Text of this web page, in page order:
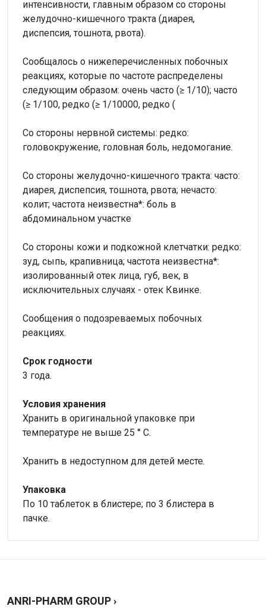
интенсивности, главным образом со стороны
желудочно-кишечного тракта (диарея,
диспепсия, тошнота, рвота).
Сообщалось о нижеперечисленных побочных
реакциях, которые по частоте распределены
следующим образом: очень часто (≥ 1/10); часто
(≥ 1/100, редко (≥ 1/10000, редко (
Со стороны нервной системы: редко:
головокружение, головная боль, недомогание.
Со стороны желудочно-кишечного тракта: часто:
диарея, диспепсия, тошнота, рвота; нечасто:
колит; частота неизвестна*: боль в
абдоминальном участке
Со стороны кожи и подкожной клетчатки: редко:
зуд, сыпь, крапивница; частота неизвестна*:
изолированный отек лица, губ, век, в
исключительных случаях - отек Квинке.
Сообщения о подозреваемых побочных
реакциях.
Срок годности
3 года.
Условия хранения
Хранить в оригинальной упаковке при
температуре не выше 25 ° С.
Хранить в недоступном для детей месте.
Упаковка
По 10 таблеток в блистере; по 3 блистера в
пачке.
Написать отзыв
ANRI-PHARM GROUP ›